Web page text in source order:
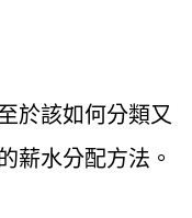
於該如何分類又
薪水分配方法。